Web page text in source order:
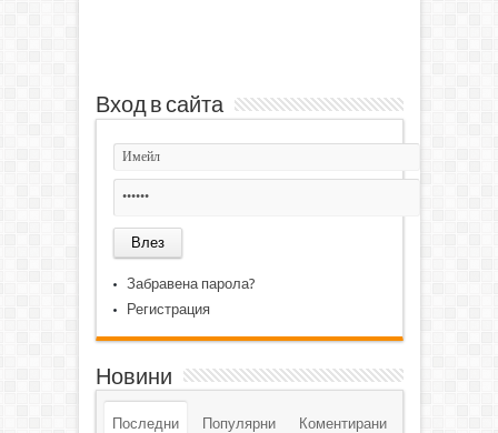
Вход в сайта
Забравена парола?
Регистрация
Новини
Последни Популярни Коментирани